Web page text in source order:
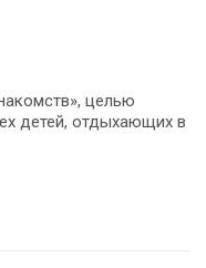
целью
детей, отдыхающих в